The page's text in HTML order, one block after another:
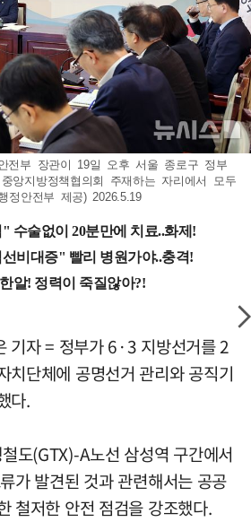
전부 장관이 19일 오후 서울 종로구 정부
앙지방정책협의회 주재하는 자리에서 모두
정안전부 제공) 2026.5.19
기자 = 정부가 6·3 지방선거를 2
치단체에 공명선거 관리와 공직기
다.
도(GTX)-A노선 삼성역 구간에서
가 발견된 것과 관련해서는 공공
철저한 안전 점검을 강조했다.